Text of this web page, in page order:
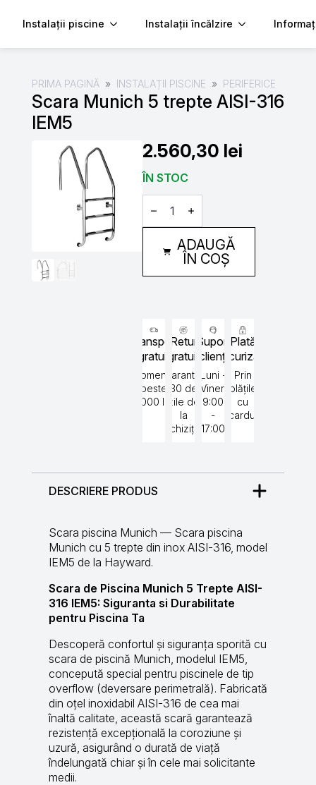
Instalații piscine Instalații încălzire
PRIMA PAGINĂ INSTALAȚII PISCINE PERIFERICE
Scara Munich 5 trepte AISI-316
IEM5
2.560,30 lei
ÎN STOC
Cantitate
Scara
trepte
AISI-
IEM5
ADAUGĂ
ÎN COȘ
Transport
gratuit
Comenzi
peste
5000 lei
Retur
gratuit
Garantat
30 de
zile de
la
achiziție
Suport
clienți
Luni -
Vineri
9:00
-
17:00
Plată
securizată
Prin
plățile
cu
cardul
DESCRIERE PRODUS
Scara piscina Munich — Scara piscina
Munich cu 5 trepte din inox AISI-316, model
IEM5 de la Hayward.
Scara de Piscina Munich 5 Trepte AISI-
316 IEM5: Siguranta si Durabilitate
pentru Piscina Ta
Descoperă confortul și siguranța sporită cu
scara de piscină Munich, modelul IEM5,
concepută special pentru piscinele de tip
overflow (deversare perimetrală). Fabricată
din oțel inoxidabil AISI-316 de cea mai
înaltă calitate, această scară garantează
rezistență excepțională la coroziune și
uzură, asigurând o durată de viață
îndelungată chiar și în cele mai solicitante
medii.